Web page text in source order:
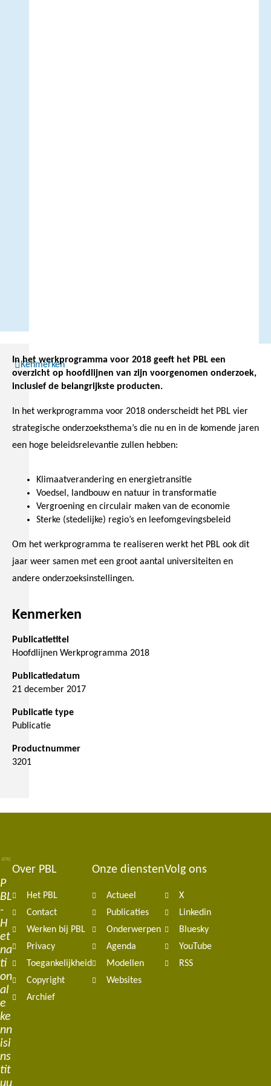
Kenmerken
In het werkprogramma voor 2018 geeft het PBL een
overzicht op hoofdlijnen van zijn voorgenomen onderzoek,
inclusief de belangrijkste producten.
In het werkprogramma voor 2018 onderscheidt het PBL vier
strategische onderzoeksthema’s die nu en in de komende jaren
een hoge beleidsrelevantie zullen hebben:
Klimaatverandering en energietransitie
Voedsel, landbouw en natuur in transformatie
Vergroening en circulair maken van de economie
Sterke (stedelijke) regio’s en leefomgevingsbeleid
Om het werkprogramma te realiseren werkt het PBL ook dit
jaar weer samen met een groot aantal universiteiten en
andere onderzoeksinstellingen.
Kenmerken
Publicatietitel
Hoofdlijnen Werkprogramma 2018
Publicatiedatum
21 december 2017
Publicatie type
Publicatie
Productnummer
3201
P
BL
-
H
et
na
ti
on
al
e
ke
nn
isi
ns
tit
uu
Footer
navigation
Over PBL
Het PBL
Contact
Werken bij PBL
Privacy
Toegankelijkheid
Copyright
Archief
Onze diensten
Actueel
Publicaties
Onderwerpen
Agenda
Modellen
Websites
Volg ons
X
Linkedin
Bluesky
YouTube
RSS